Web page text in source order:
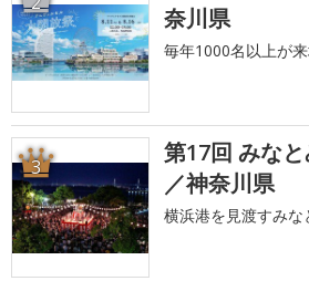
奈川県
毎年1000名以上が
3
第17回 みな
／神奈川県
横浜港を見渡すみな